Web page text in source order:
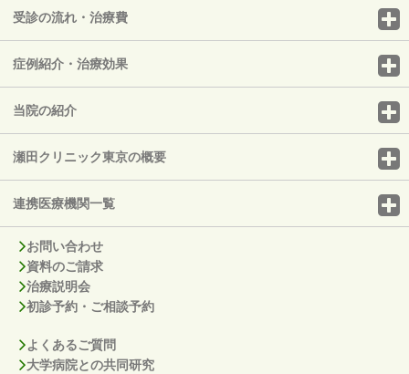
受診の流れ・治療費
症例紹介・治療効果
当院の紹介
瀬田クリニック東京の概要
連携医療機関一覧
お問い合わせ
資料のご請求
治療説明会
初診予約・ご相談予約
よくあるご質問
大学病院との共同研究